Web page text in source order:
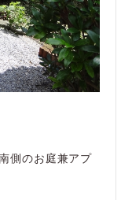
側のお庭兼アプ